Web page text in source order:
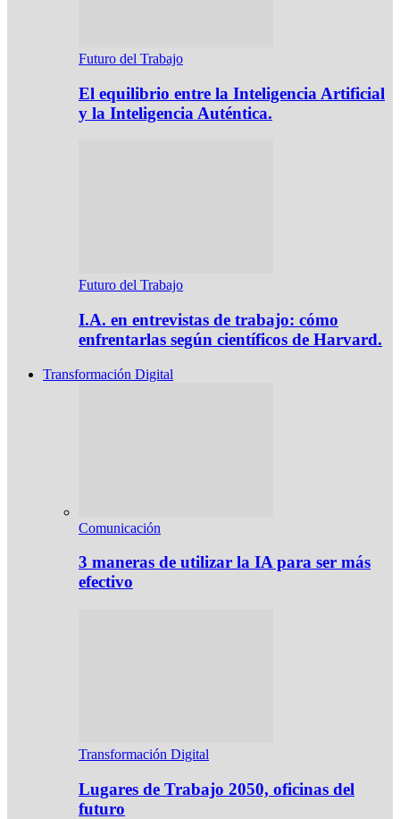
Futuro del Trabajo
El equilibrio entre la Inteligencia Artificial
y la Inteligencia Auténtica.
Futuro del Trabajo
I.A. en entrevistas de trabajo: cómo
enfrentarlas según científicos de Harvard.
Transformación Digital
Comunicación
3 maneras de utilizar la IA para ser más
efectivo
Transformación Digital
Lugares de Trabajo 2050, oficinas del
futuro